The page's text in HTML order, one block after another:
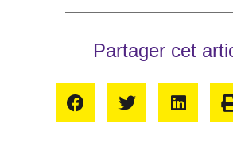
Partager cet